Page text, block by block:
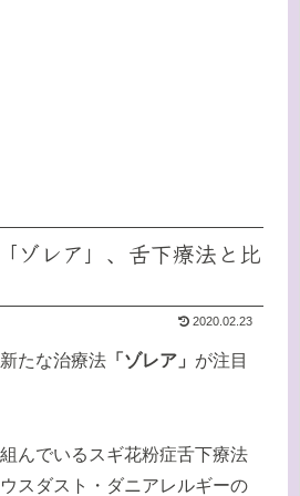
ゾレア」、舌下療法と比
2020.02.23
たな治療法 「ゾレア」 が注目
んでいるスギ花粉症舌下療法
スダスト・ダニアレルギーの